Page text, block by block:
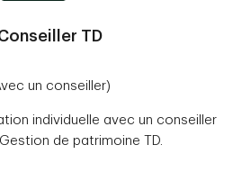
TD
un conseiller)
individuelle avec un conseiller
de patrimoine TD.